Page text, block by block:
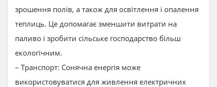
зрошення полів, а також для освітлення і опалення
теплиць. Це допомагає зменшити витрати на
паливо і зробити сільське господарство більш
екологічним.
– Транспорт: Сонячна енергія може
використовуватися для живлення електричних